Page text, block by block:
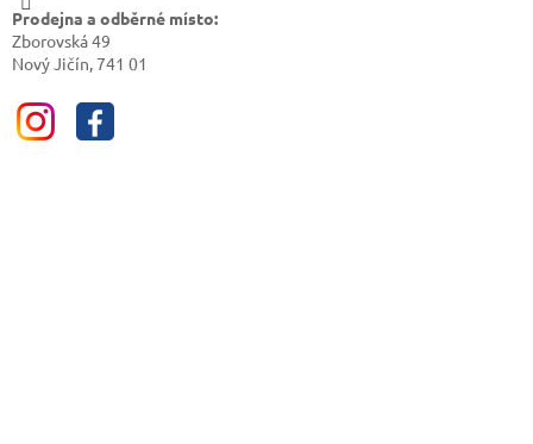
Prodejna a odběrné místo:
Zborovská 49
Nový Jičín, 741 01